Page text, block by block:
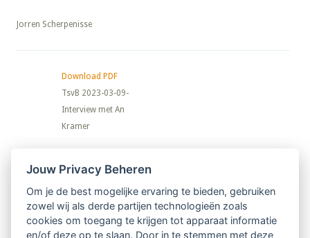
​​​​​​​Jorren Scherpenisse
Download PDF
TsvB 2023-03-09-
Interview met An
Kramer
Nieuwsbrief
Ontvang 10 x per jaar de LVSC-
relatienieuwsbrief met o.a.:
Jouw Privacy Beheren
Om je de best mogelijke ervaring te bieden, gebruiken
zowel wij als derde partijen technologieën zoals
cookies om toegang te krijgen tot apparaat informatie
en/of deze op te slaan. Door in te stemmen met deze